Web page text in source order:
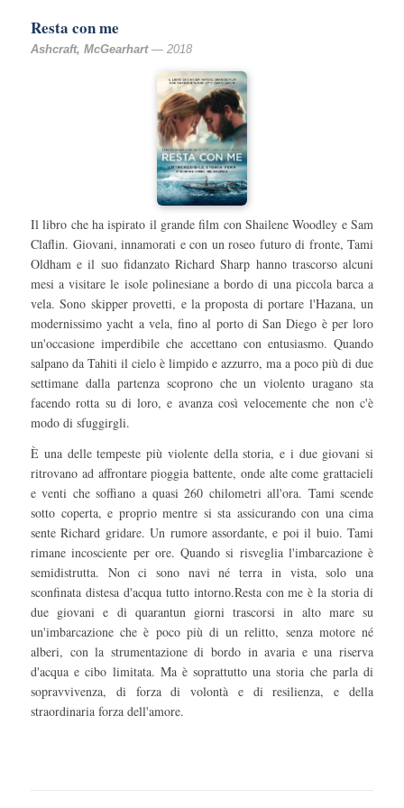
Resta con me
Ashcraft, McGearhart— 2018
Il libro che ha ispirato il grande film con Shailene Woodley e Sam
Claflin. Giovani, innamorati e con un roseo futuro di fronte, Tami
Oldham e il suo fidanzato Richard Sharp hanno trascorso alcuni
mesi a visitare le isole polinesiane a bordo di una piccola barca a
vela. Sono skipper provetti, e la proposta di portare l'Hazana, un
modernissimo yacht a vela, fino al porto di San Diego è per loro
un'occasione imperdibile che accettano con entusiasmo. Quando
salpano da Tahiti il cielo è limpido e azzurro, ma a poco più di due
settimane dalla partenza scoprono che un violento uragano sta
facendo rotta su di loro, e avanza così velocemente che non c'è
modo di sfuggirgli.
È una delle tempeste più violente della storia, e i due giovani si
ritrovano ad affrontare pioggia battente, onde alte come grattacieli
e venti che soffiano a quasi 260 chilometri all'ora. Tami scende
sotto coperta, e proprio mentre si sta assicurando con una cima
sente Richard gridare. Un rumore assordante, e poi il buio. Tami
rimane incosciente per ore. Quando si risveglia l'imbarcazione è
semidistrutta. Non ci sono navi né terra in vista, solo una
sconfinata distesa d'acqua tutto intorno.Resta con me è la storia di
due giovani e di quarantun giorni trascorsi in alto mare su
un'imbarcazione che è poco più di un relitto, senza motore né
alberi, con la strumentazione di bordo in avaria e una riserva
d'acqua e cibo limitata. Ma è soprattutto una storia che parla di
sopravvivenza, di forza di volontà e di resilienza, e della
straordinaria forza dell'amore.